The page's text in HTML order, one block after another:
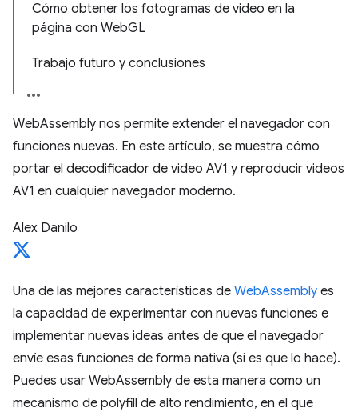
Cómo obtener los fotogramas de video en la
página con WebGL
Trabajo futuro y conclusiones
WebAssembly nos permite extender el navegador con
funciones nuevas. En este artículo, se muestra cómo
portar el decodificador de video AV1 y reproducir videos
AV1 en cualquier navegador moderno.
Alex Danilo
Una de las mejores características de WebAssembly es
la capacidad de experimentar con nuevas funciones e
implementar nuevas ideas antes de que el navegador
envíe esas funciones de forma nativa (si es que lo hace).
Puedes usar WebAssembly de esta manera como un
mecanismo de polyfill de alto rendimiento, en el que